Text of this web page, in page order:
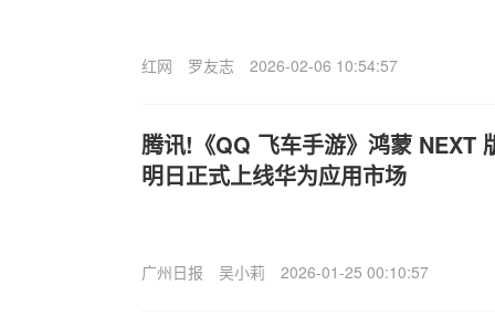
红网 罗友志 2026-02-06 10:54:57
腾讯!《QQ 飞车手游》鸿蒙 NEXT
明日正式上线华为应用市场
广州日报 吴小莉 2026-01-25 00:10:57